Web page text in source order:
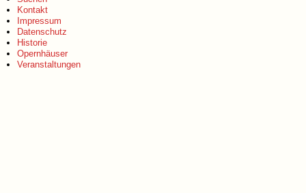
Kontakt
Impressum
Datenschutz
Historie
Opernhäuser
Veranstaltungen